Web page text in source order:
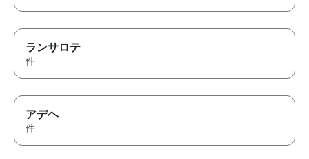
ランサロテ
件
アデヘ
件